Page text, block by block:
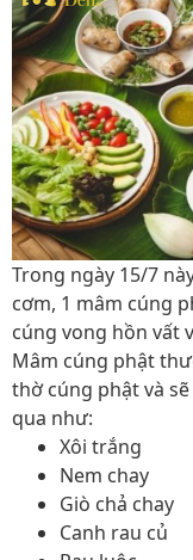
Trong ngày 15/7
cơm, 1 mâm cúng
cúng vong hồn vất
Mâm cúng phật
thờ cúng phật và
qua như:
Xôi trắng
Nem chay
Giò chả chay
Canh rau củ